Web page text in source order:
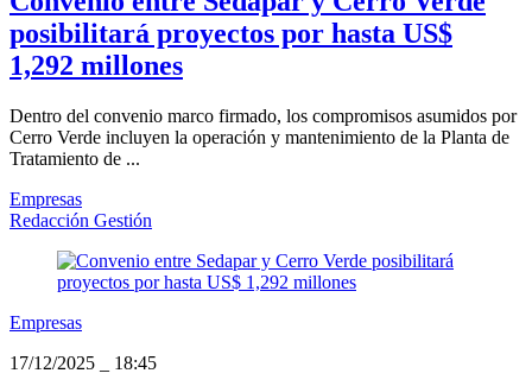
posibilitará proyectos por hasta US$
1,292 millones
Dentro del convenio marco firmado, los compromisos asumidos por
Cerro Verde incluyen la operación y mantenimiento de la Planta de
Tratamiento de ...
Empresas
Redacción Gestión
Empresas
17/12/2025
18:45